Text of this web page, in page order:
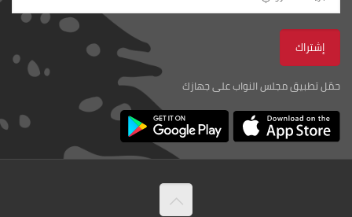
حمّل تطبيق مجلس النواب على جهازك